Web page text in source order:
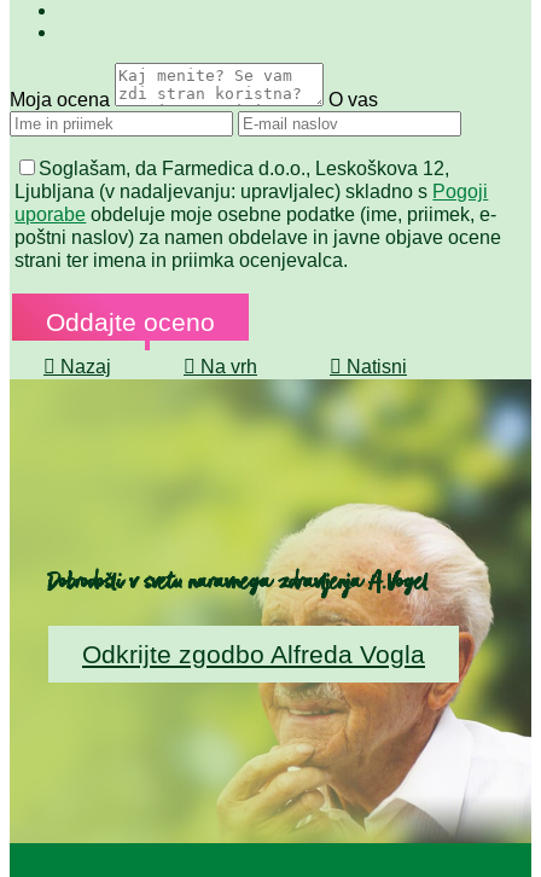
Moja ocena O vas
Soglašam, da Farmedica d.o.o., Leskoškova 12,
Ljubljana (v nadaljevanju: upravljalec) skladno s Pogoji
uporabe obdeluje moje osebne podatke (ime, priimek, e-
poštni naslov) za namen obdelave in javne objave ocene
strani ter imena in priimka ocenjevalca.
 Nazaj  Na vrh  Natisni
Dobrodošli v svetu naravnega zdravljenja A.Vogel
Odkrijte zgodbo Alfreda Vogla